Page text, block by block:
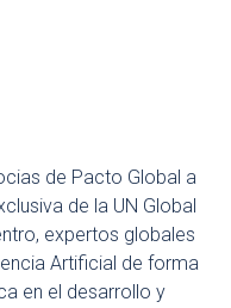
de Pacto Global a
de la UN Global
expertos globales
Artificial de forma
en el desarrollo y